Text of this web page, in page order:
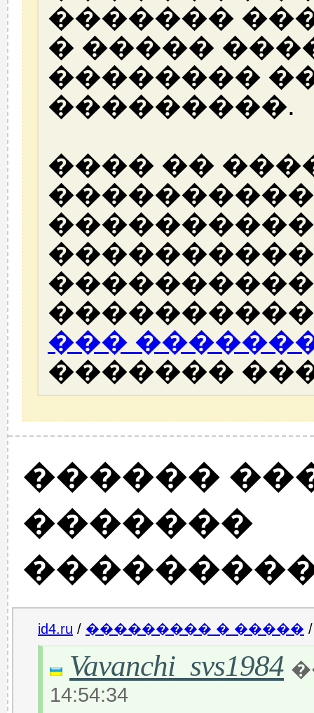
�������
� �����
��������
���������.
���� ��
����������
���
�������
������
�������
id4.ru / ��������� � �����
Vavanchi_svs1984
14:54:34